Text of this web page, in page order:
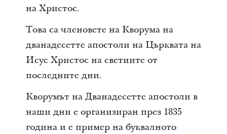
на Христос.
Това са членовете на Кворума на
дванадесетте апостоли на Църквата на
Исус Христос на светиите от
последните дни.
Кворумът на Дванадесетте апостоли в
наши дни е организиран през 1835
година и е пример на буквалното